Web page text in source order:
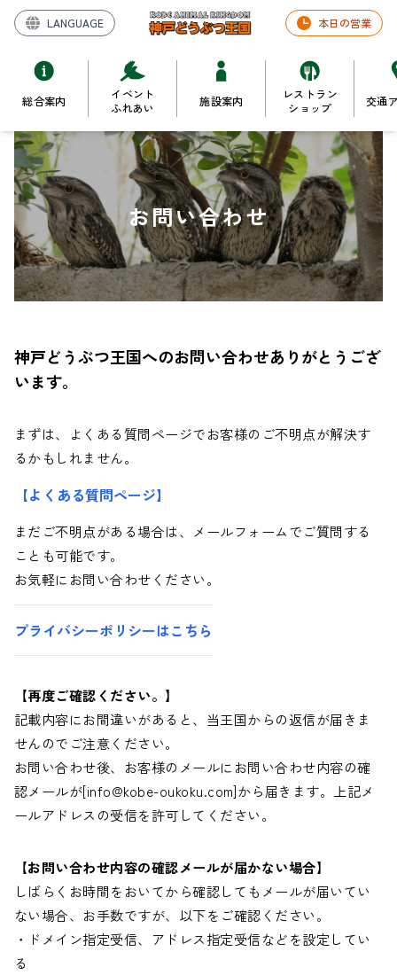
LANGUAGE 本日の営業
総合案内
イベント
ふれあい
施設案内
レストラン
ショップ
交通
お問い合わせ
神戸どうぶつ王国へのお問い合わせありがとうござ
います。
まずは、よくある質問ページでお客様のご不明点が解決す
るかもしれません。
【よくある質問ページ】
まだご不明点がある場合は、メールフォームでご質問する
ことも可能です。
お気軽にお問い合わせください。
プライバシーポリシーはこちら
【再度ご確認ください。】
記載内容にお間違いがあると、当王国からの返信が届きま
せんのでご注意ください。
お問い合わせ後、お客様のメールにお問い合わせ内容の確
認メールが[info@kobe-oukoku.com]から届きます。上記メ
ールアドレスの受信を許可してください。
【お問い合わせ内容の確認メールが届かない場合】
しばらくお時間をおいてから確認してもメールが届いてい
ない場合、お手数ですが、以下をご確認ください。
・ドメイン指定受信、アドレス指定受信などを設定してい
る